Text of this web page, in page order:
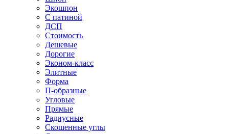
Экошпон
С патиной
ДСП
Стоимость
Дешевые
Дорогие
Эконом-класс
Элитные
Форма
П-образные
Угловые
Прямые
Радиусные
Скошенные углы